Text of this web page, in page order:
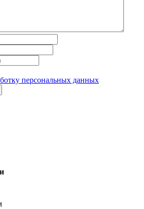
персональных данных